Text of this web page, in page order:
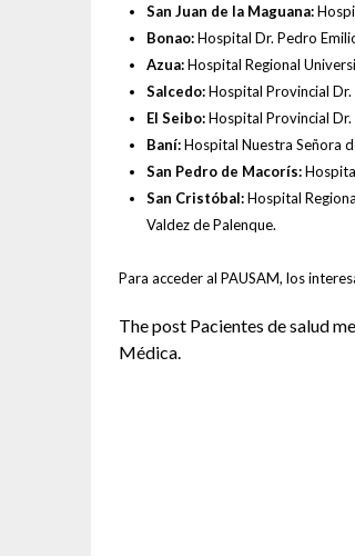
San Juan de la Maguana:
Bonao:Hospital Dr. Pedro
Azua:Hospital Regional
Salcedo:Hospital Provincial
El Seibo:Hospital Provincial
Baní:Hospital Nuestra Señora
San Pedro de Macorís:
San Cristóbal:Hospital
Valdez de Palenque.
Para acceder al PAUSAM, los
The post Pacientes de salud
Médica.